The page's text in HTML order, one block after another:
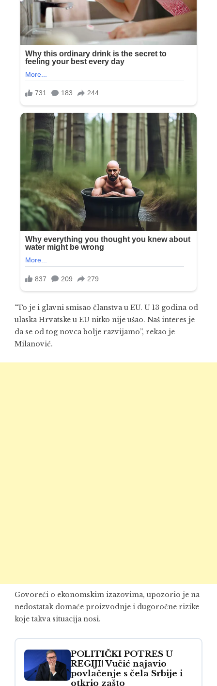
“To je i glavni smisao članstva u EU. U 13 godina od
ulaska Hrvatske u EU nitko nije ušao. Naš interes je
da se od tog novca bolje razvijamo”, rekao je
Milanović.
Govoreći o ekonomskim izazovima, upozorio je na
nedostatak domaće proizvodnje i dugoročne rizike
koje takva situacija nosi.
POLITIČKI POTRES U
REGIJI! Vučić najavio
povlačenje s čela Srbije i
otkrio zašto